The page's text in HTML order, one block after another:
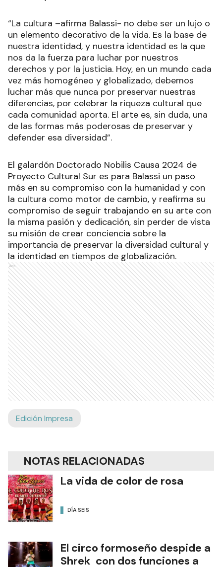
“La cultura –afirma Balassi- no debe ser un lujo o
un elemento decorativo de la vida. Es la base de
nuestra identidad, y nuestra identidad es la que
nos da la fuerza para luchar por nuestros
derechos y por la justicia. Hoy, en un mundo cada
vez más homogéneo y globalizado, debemos
luchar más que nunca por preservar nuestras
diferencias, por celebrar la riqueza cultural que
cada comunidad aporta. El arte es, sin duda, una
de las formas más poderosas de preservar y
defender esa diversidad”.
El galardón Doctorado Nobilis Causa 2024 de
Proyecto Cultural Sur es para Balassi un paso
más en su compromiso con la humanidad y con
la cultura como motor de cambio, y reafirma su
compromiso de seguir trabajando en su arte con
la misma pasión y dedicación, sin perder de vista
su misión de crear conciencia sobre la
importancia de preservar la diversidad cultural y
la identidad en tiempos de globalización.
Ads
Edición Impresa
NOTAS RELACIONADAS
La vida de color de rosa
DÍA SEIS
El circo formoseño despide a
Shrek con dos funciones a